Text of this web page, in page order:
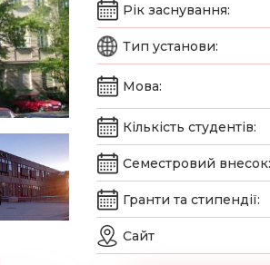
Рік заснування:
Тип установи:
Мова:
Кількість студентів:
Семестровий внесок:
Гранти та стипендії:
Сайт